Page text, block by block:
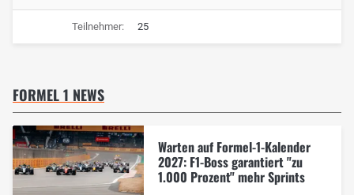
Teilnehmer: 25
FORMEL 1 NEWS
Warten auf Formel-1-Kalender
2027: F1-Boss garantiert "zu
1.000 Prozent" mehr Sprints